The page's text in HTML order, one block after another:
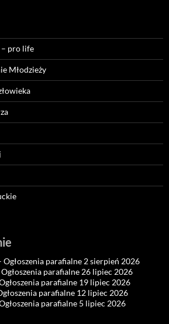
– pro life
Młodzieży
parafialne 2 sierpień 2026
parafialne 26 lipiec 2026
parafialne 19 lipiec 2026
parafialne 12 lipiec 2026
parafialne 5 lipiec 2026